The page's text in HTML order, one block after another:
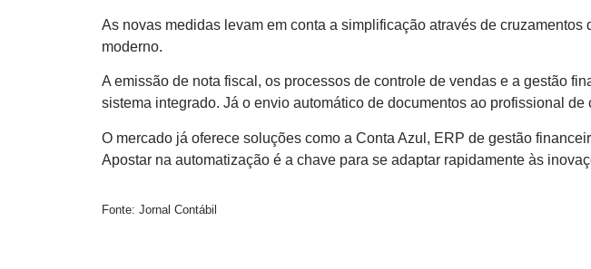
As novas medidas levam em conta a simplificação através de
moderno.
A emissão de nota fiscal, os processos de controle de vendas e a gestão
sistema integrado. Já o envio automático de documentos ao profissional
O mercado já oferece soluções como a Conta Azul, ERP de gestão
Apostar na automatização é a chave para se adaptar rapidamente às
Fonte: Jornal Contábil